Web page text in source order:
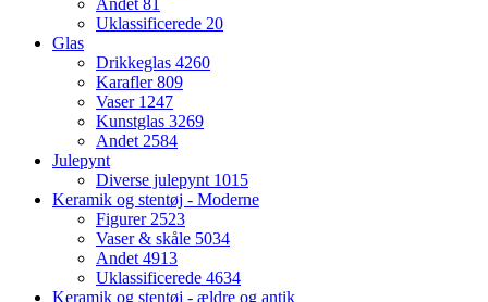
Andet 81
Uklassificerede 20
Glas
Drikkeglas 4260
Karafler809
Vaser 1247
Kunstglas 3269
Andet 2584
Julepynt
Diverse julepynt 1015
Keramik og stentøj - Moderne
Figurer 2523
Vaser & skåle 5034
Andet 4913
Uklassificerede 4634
Keramik og stentøj - ældre og antik